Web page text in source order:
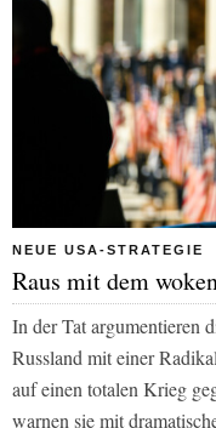
NEUE USA-STRATEGIE
Raus mit dem
In der Tat argumentieren
Russland mit einer
auf einen totalen Krieg
warnen sie mit